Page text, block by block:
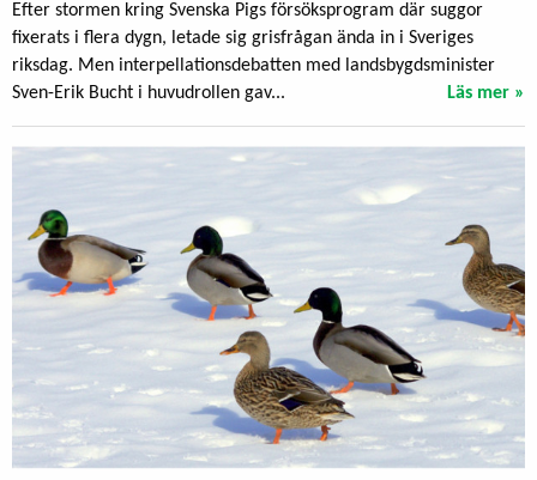
Efter stormen kring Svenska Pigs försöksprogram där suggor
fixerats i flera dygn, letade sig grisfrågan ända in i Sveriges
riksdag. Men interpellationsdebatten med landsbygdsminister
Sven-Erik Bucht i huvudrollen gav...
Läs mer »